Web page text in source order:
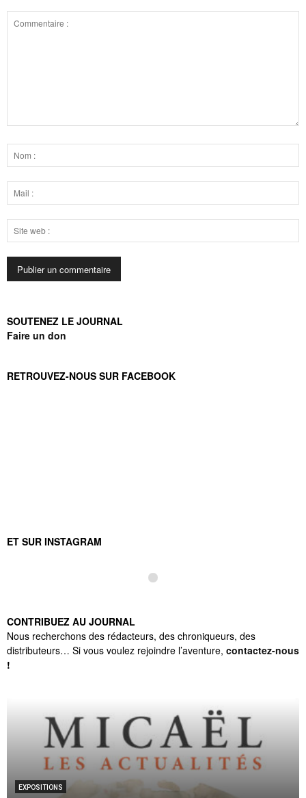
SOUTENEZ LE JOURNAL
Faire un don
RETROUVEZ-NOUS SUR FACEBOOK
ET SUR INSTAGRAM
CONTRIBUEZ AU JOURNAL
Nous recherchons des rédacteurs, des chroniqueurs, des
distributeurs… Si vous voulez rejoindre l’aventure, contactez-nous
!
EXPOSITIONS